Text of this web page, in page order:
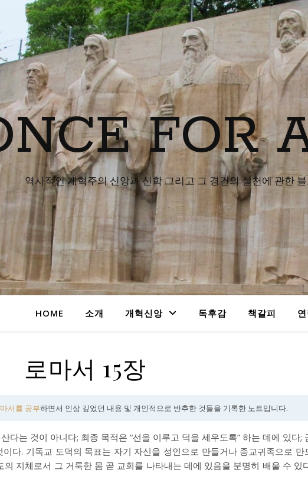
FOR
역사적인 개혁주의 신앙과 신학 그리고 그 경건의 실천에 관한
HOME 소개 개혁신앙 독후감 책갈피
로마서 15장
서를 공부하면서 인상 깊었던 내용 및 개인적으로 반추한 것들을 기록한 노트입니다.
다는 것이 아니다; 최종 목적은 “선을 이루고 덕을 세우도록” 하는 데에 있다;
다. 기독교 도덕의 목표는 자기 자신을 성인으로 만들거나 종교귀족으로 만
지체로서 그 거룩한 몸 곧 교회를 나타내는 데에 있음을 분명히 배울 수 있